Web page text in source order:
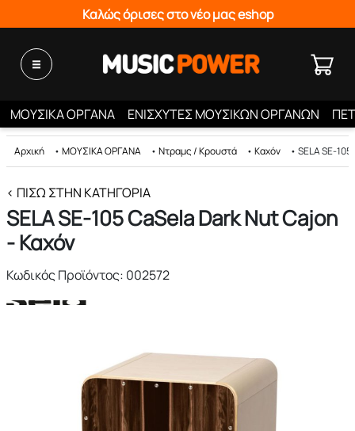
Καλώς όρισες στο νέο μας eshop
ΜΟΥΣΙΚΑ ΟΡΓΑΝΑ ΕΝΙΣΧΥΤΕΣ ΜΟΥΣΙΚΩΝ ΟΡΓΑΝΩΝ
Αρχική • ΜΟΥΣΙΚΑ ΟΡΓΑΝΑ • Ντραμς / Κρουστά • Καχόν • SELA SE-
< ΠΊΣΩ ΣΤΗΝ ΚΑΤΗΓΟΡΊΑ
SELA SE-105 CaSela Dark Nut Cajon
- Καχόν
Κωδικός Προϊόντος: 002572